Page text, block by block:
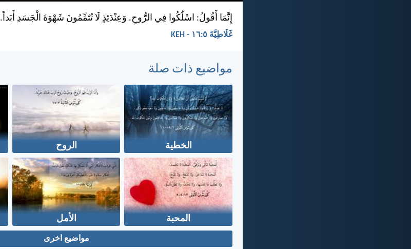
إِنَّمَا أَقُولُ: اسْلُكُوا فِي الرُّوحِ. وَعِنْدَئِذٍ لَا تُتَمِّمُونَ شَهْوَةَ الْجَسَدِ أَبَداً.
غَلَاطِيَّةَ ٥:‏١٦ - KEH
مواضيع ذات صلة
الخطية الروح
المحبة الأمل
مواضيع اخرى